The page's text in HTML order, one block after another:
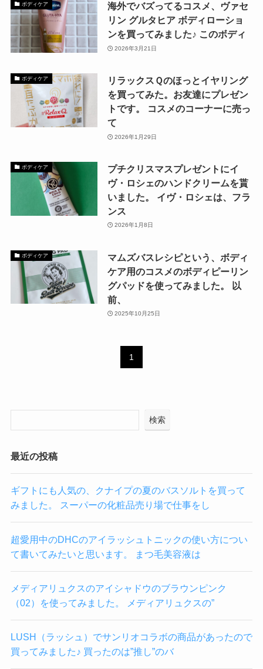
ボディケア
海外でバズってるコスメ、ヴァセ
リン グルタヒア ボディローショ
ンを買ってみました♪ このボディ
2026年3月21日
ボディケア
リラックスＱのほっとイヤリング
を買ってみた。お友達にプレゼン
トです。 コスメのコーナーに売っ
て
2026年1月29日
ボディケア
プチクリスマスプレゼントにイ
ヴ・ロシェのハンドクリームを貰
いました。 イヴ・ロシェは、フラ
ンス
2026年1月8日
ボディケア
マムズバスレシピという、ボディ
ケア用のコスメのボディピーリン
グパッドを使ってみました。 以
前、
2025年10月25日
1
検索
最近の投稿
ギフトにも人気の、クナイプの夏のバスソルトを買って
みました。 スーパーの化粧品売り場で仕事をし
超愛用中のDHCのアイラッシュトニックの使い方につい
て書いてみたいと思います。 まつ毛美容液は
メディアリュクスのアイシャドウのブラウンピンク
（02）を使ってみました。 メディアリュクスの”
LUSH（ラッシュ）でサンリオコラボの商品があったので
買ってみました♪ 買ったのは”推し”のバ